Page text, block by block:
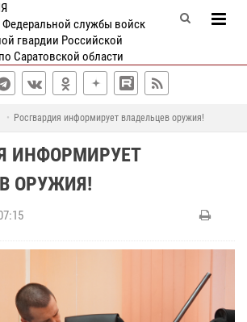
Федеральной службы войск
гвардии Российской
Саратовской области
Росгвардия информирует владельцев оружия!
ИНФОРМИРУЕТ
ОРУЖИЯ!